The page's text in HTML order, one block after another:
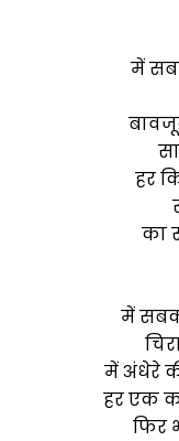
में
हर
का
में
में अंधेरे
हर एक
फिर